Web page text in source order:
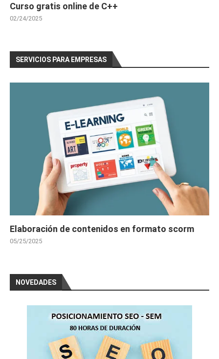
Curso gratis online de C++
02/24/2025
SERVICIOS PARA EMPRESAS
Elaboración de contenidos en formato scorm
05/25/2025
NOVEDADES